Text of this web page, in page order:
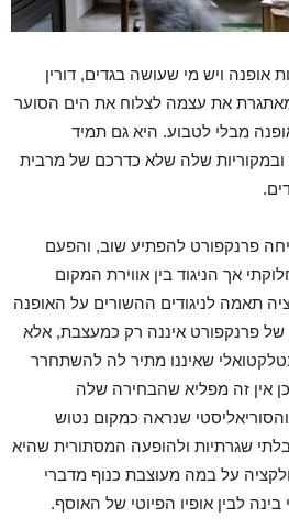
אופנה ויש מי שעושה בגדים, דורין
את עצמה לצלוח את הים הסוער
מבלי לטבוע. היא גם תמיד
שלה שלא כדרכם של מרבית
פרנקפורט להפתיע שוב, והפעם
אך הניגוד בין אווירת המקום
תאמה לניגודים ההשורים על האופנה
של פרנקפורט איננה רק כמעצבת, אלא
שאיננו מתיר לה להשתחרר
אין זה מפליא שהבחירה שלה
שנראה כמקום נטוש
שגרתיות ולהופעה המסתורית שהיא
על במה מעוצבת כנוף מדברי
לבין אופיו הפיוטי של האוסף.